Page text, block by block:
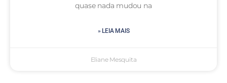
quase nada mudou na
» LEIA MAIS
Eliane Mesquita